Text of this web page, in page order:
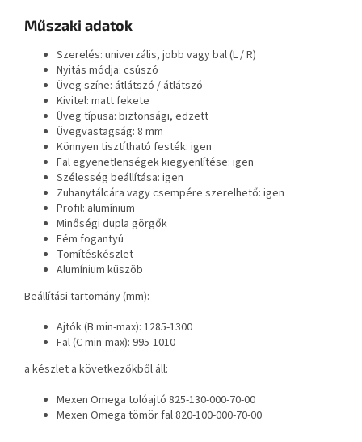
Műszaki adatok
Szerelés: univerzális, jobb vagy bal (L / R)
Nyitás módja: csúszó
Üveg színe: átlátszó / átlátszó
Kivitel: matt fekete
Üveg típusa: biztonsági, edzett
Üvegvastagság: 8 mm
Könnyen tisztítható festék: igen
Fal egyenetlenségek kiegyenlítése: igen
Szélesség beállítása: igen
Zuhanytálcára vagy csempére szerelhető: igen
Profil: alumínium
Minőségi dupla görgők
Fém fogantyú
Tömítéskészlet
Alumínium küszöb
Beállítási tartomány (mm):
Ajtók (B min-max): 1285-1300
Fal (C min-max): 995-1010
a készlet a következőkből áll:
Mexen Omega tolóajtó 825-130-000-70-00
Mexen Omega tömör fal 820-100-000-70-00